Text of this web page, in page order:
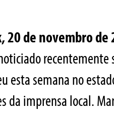
20 de novembro
recentemente
esta semana no
da imprensa local.